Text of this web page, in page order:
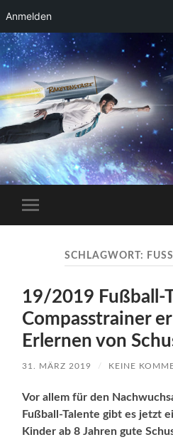
Anmelden
Pro Jahr 77 kreative
können
Menü
SCHLAGWORT:
19/2019 Fußball-
Compasstrainer
Erlernen von
31. MÄRZ 2019 / KEINE
Vor allem für den
Fußball-Talente gibt es jetzt
Kinder ab 8 Jahren gute